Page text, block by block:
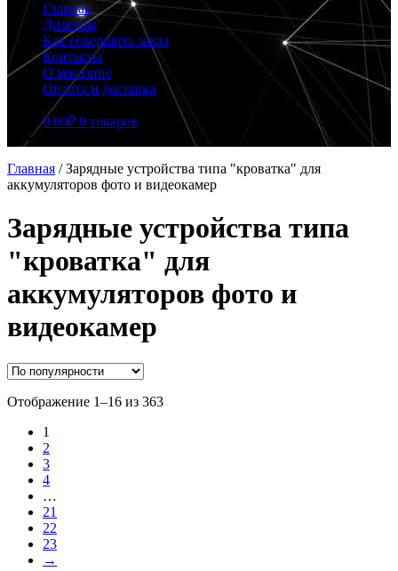
Главная
Дилерам
Как совершить заказ
Контакты
О магазине
Оплата и доставка
0.00₽ 0 товаров
Главная /Зарядные устройства типа "кроватка" для
аккумуляторов фото и видеокамер
Зарядные устройства типа
"кроватка" для
аккумуляторов фото и
видеокамер
Отображение 1–16 из 363Сортировка:
1
2
3
4
…
21
22
23
→